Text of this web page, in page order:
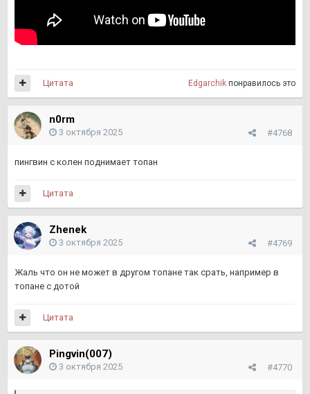
Edgarchik понравилось это
Цитата
n0rm
#4768
3 октября 2025
пингвин с колен поднимает топан
Цитата
Zhenek
#4769
3 октября 2025
Жаль что он не может в другом топане так срать, например в
топане с дотой
Цитата
Pingvin(007)
#4770
3 октября 2025